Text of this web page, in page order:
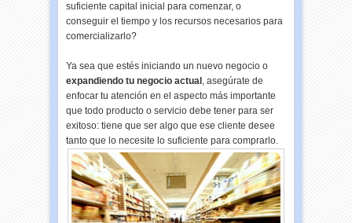
suficiente capital inicial para comenzar, o
conseguir el tiempo y los recursos necesarios para
comercializarlo?
Ya sea que estés iniciando un nuevo negocio o
expandiendo tu negocio actual , asegúrate de
enfocar tu atención en el aspecto más importante
que todo producto o servicio debe tener para ser
exitoso: tiene que ser algo que ese cliente desee
tanto que lo necesite lo suficiente para comprarlo.